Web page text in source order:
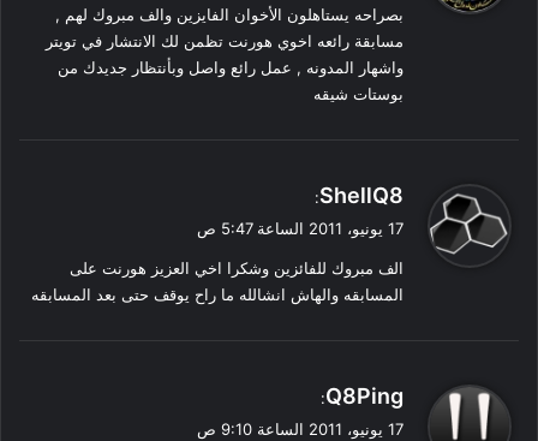
ل
بصراحه يستاهلون الأخوان الفايزين والف مبروك لهم ,
مسابقة رائعه اخوي هورنت تظمن لك الانتشار في تويتر
واشهار المدونه , عمل رائع واصل وبأنتظار جديدك من
بوستات شيقه
ي
ق
ل
ShellQ8
:
17 يونيو، 2011 الساعة 5:47 ص
الف مبروك للفائزين وشكرا اخي العزيز هورنت على
المسابقه والهاش انشالله ما راح يوقف حتى بعد المسابقه
ي
ق
Q8Ping
:
17 يونيو، 2011 الساعة 9:10 ص